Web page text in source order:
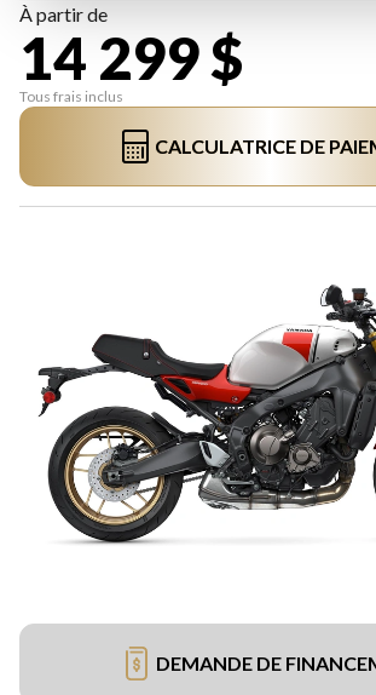
À partir de
14 299 $
Tous frais inclus
CALCULATRICE DE
DEMANDE DE